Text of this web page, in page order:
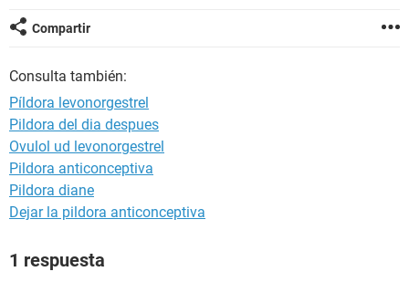
Compartir
Consulta también:
Píldora levonorgestrel
Pildora del dia despues
Ovulol ud levonorgestrel
Pildora anticonceptiva
Pildora diane
Dejar la pildora anticonceptiva
1 respuesta